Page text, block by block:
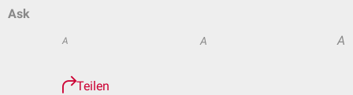
Ask
A A A
Teilen